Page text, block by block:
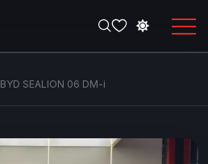
BYD SEALION 06 DM-i